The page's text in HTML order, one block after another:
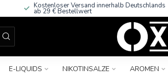
Kostenloser Versand innerhalb Deutschlands
ab 29 € Bestellwert
E-LIQUIDS NIKOTINSALZE AROMEN